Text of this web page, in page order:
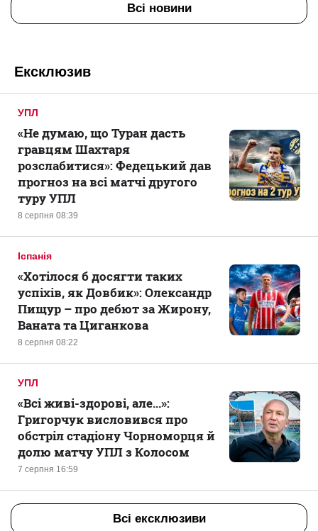
Всі новини
Ексклюзив
УПЛ
8 серпня 08:39
«Не думаю, що Туран дасть
гравцям Шахтаря
розслабитися»: Федецький дав
прогноз на всі матчі другого
туру УПЛ
Іспанія
8 серпня 08:22
«Хотілося б досягти таких
успіхів, як Довбик»: Олександр
Пищур – про дебют за Жирону,
Ваната та Циганкова
УПЛ
7 серпня 16:59
«Всі живі-здорові, але...»:
Григорчук висловився про
обстріл стадіону Чорноморця й
долю матчу УПЛ з Колосом
Всі ексклюзиви